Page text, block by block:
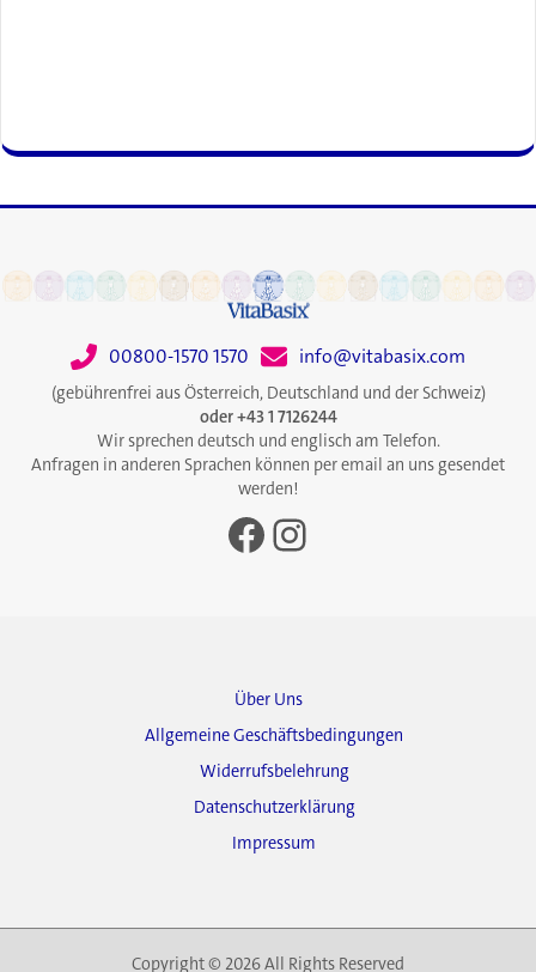
00800-1570 1570 info@vitabasix.com
(gebührenfrei aus Österreich, Deutschland und der Schweiz)
oder +43 1 7126244
Wir sprechen deutsch und englisch am Telefon.
Anfragen in anderen Sprachen können per email an uns gesendet
werden!
Facebook
Instagram
Über Uns
Allgemeine Geschäftsbedingungen
Widerrufsbelehrung
Datenschutzerklärung
Impressum
Copyright © 2026 All Rights Reserved